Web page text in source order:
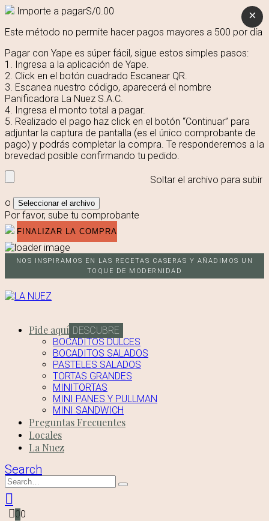
×
Importe a pagarS/0.00
Este método no permite hacer pagos mayores a 500 por día
Pagar con Yape es súper fácil, sigue estos simples pasos:
1. Ingresa a la aplicación de Yape.
2. Click en el botón cuadrado Escanear QR.
3. Escanea nuestro código, aparecerá el nombre
Panificadora La Nuez S.A.C.
4. Ingresa el monto total a pagar.
5. Realizado el pago haz click en el botón “Continuar” para
adjuntar la captura de pantalla (es el único comprobante de
pago) y podrás completar la compra. Te responderemos a la
brevedad posible confirmando tu pedido.
Soltar el archivo para subir
o
Seleccionar el archivo
Por favor, sube tu comprobante
NOS INSPIRAMOS EN LAS RECETAS CASERAS Y AÑADIMOS UN
TOQUE DE MODERNIDAD
Pide aquí DESCUBRE
BOCADITOS DULCES
BOCADITOS SALADOS
PASTELES SALADOS
TORTAS GRANDES
MINITORTAS
MINI PANES Y PULLMAN
MINI SANDWICH
Preguntas Frecuentes
Locales
La Nuez
Search
00